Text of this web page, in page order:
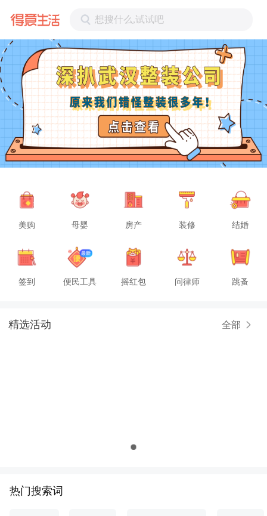
想搜什么,试试吧
美购 母婴 房产 装修 结婚
签到 便民工具 摇红包 问律师 跳蚤
精选活动 全部
热门搜索词